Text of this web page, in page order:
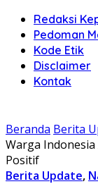
Redaksi
Pedoman
Kode Etik
Disclaimer
Kontak
Beranda Berita
Warga
Positif
Berita Update,